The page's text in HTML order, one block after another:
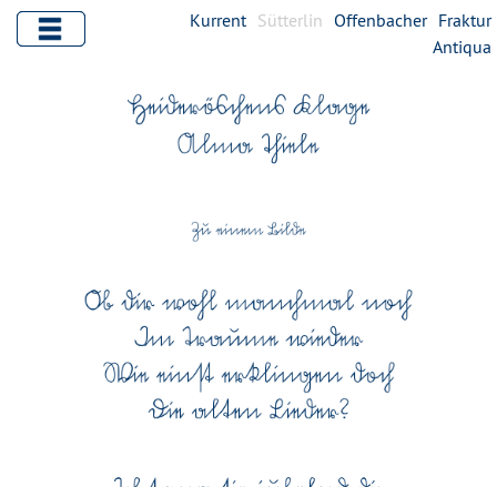
Kurrent Sütterlin Offenbacher Fraktur
Antiqua